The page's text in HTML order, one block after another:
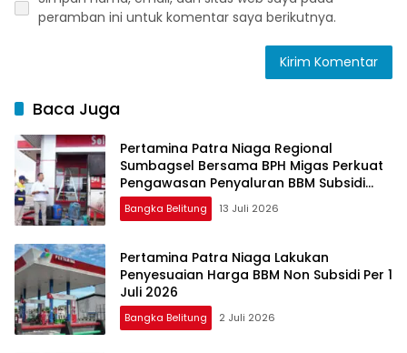
peramban ini untuk komentar saya berikutnya.
Baca Juga
Pertamina Patra Niaga Regional
Sumbagsel Bersama BPH Migas Perkuat
Pengawasan Penyaluran BBM Subsidi
bagi Nelayan melalui Aplikasi XSTAR
Bangka Belitung 13 Juli 2026
Pertamina Patra Niaga Lakukan
Penyesuaian Harga BBM Non Subsidi Per 1
Juli 2026
Bangka Belitung 2 Juli 2026